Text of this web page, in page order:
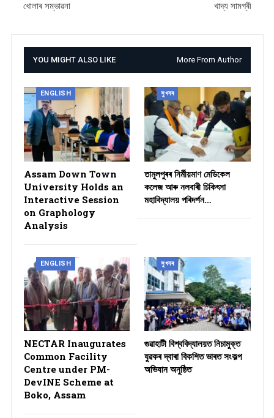
খোলাৰ সম্ভাৱনা
খাদ্য সামগ্ৰী
YOU MIGHT ALSO LIKE More From Author
ENGLISH
Assam Down Town
University Holds an
Interactive Session
on Graphology
Analysis
সুখবৰ
তামুলপুৰৰ নিৰ্মীয়মাণ মেডিকেল
কলেজ আৰু নলবাৰী চিকিৎসা
মহাবিদ্যালয় পৰিদৰ্শন…
ENGLISH
NECTAR Inaugurates
Common Facility
Centre under PM-
DevINE Scheme at
Boko, Assam
সুখবৰ
গুৱাহাটী বিশ্ববিদ্যালয়ত নিচামুক্ত
যুৱকৰ দ্বাৰা বিকশিত ভাৰত সংকল্প
অভিযান অনুষ্ঠিত